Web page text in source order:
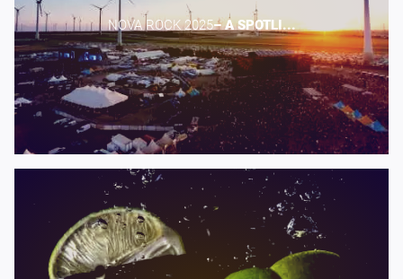
NOVA ROCK 2025​– A SPOTLI...